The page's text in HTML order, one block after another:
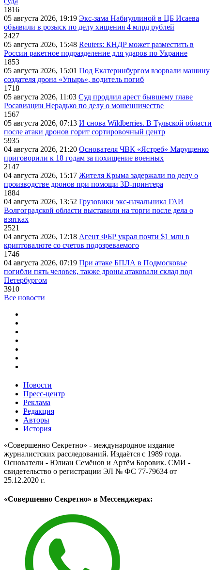
1816
05 августа 2026, 19:19 Экс-зама Набиуллиной в ЦБ Исаева
объявили в розыск по делу хищения 4 млрд рублей
2427
05 августа 2026, 15:48 Reuters: КНДР может разместить в
России ракетное подразделение для ударов по Украине
1853
05 августа 2026, 15:01 Под Екатеринбургом взорвали машину
создателя дрона «Упырь», водитель погиб
1718
05 августа 2026, 11:03 Суд продлил арест бывшему главе
Росавиации Нерадько по делу о мошенничестве
1567
05 августа 2026, 07:13 И снова Wildberries. В Тульской области
после атаки дронов горит сортировочный центр
5935
04 августа 2026, 21:20 Основателя ЧВК «Ястреб» Марущенко
приговорили к 18 годам за похищение военных
2147
04 августа 2026, 15:17 Жителя Крыма задержали по делу о
производстве дронов при помощи 3D‑принтера
1884
04 августа 2026, 13:52 Грузовики экс-начальника ГАИ
Волгоградской области выставили на торги после дела о
взятках
2521
04 августа 2026, 12:18 Агент ФБР украл почти $1 млн в
криптовалюте со счетов подозреваемого
1746
04 августа 2026, 07:19 При атаке БПЛА в Подмосковье
погибли пять человек, также дроны атаковали склад под
Петербургом
3910
Все новости
Новости
Пресс-центр
Реклама
Редакция
Авторы
История
«Совершенно Секретно» - международное издание
журналистских расследований. Издаётся с 1989 года.
Основатели - Юлиан Семёнов и Артём Боровик. CМИ -
свидетельство о регистрации ЭЛ № ФС 77-79634 от
25.12.2020 г.
«Совершенно Секретно» в Мессенджерах: